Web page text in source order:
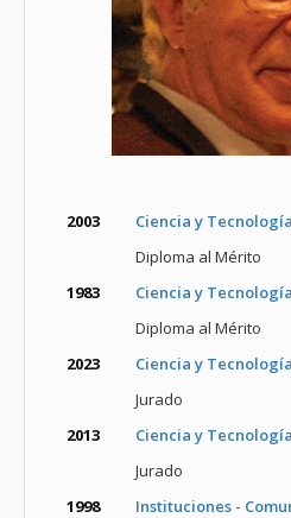
2003
Ciencia y Tecnología
Diploma al Mérito
1983
Ciencia y Tecnología
Diploma al Mérito
2023
Ciencia y Tecnología
Jurado
2013
Ciencia y Tecnología
Jurado
1998
Instituciones -